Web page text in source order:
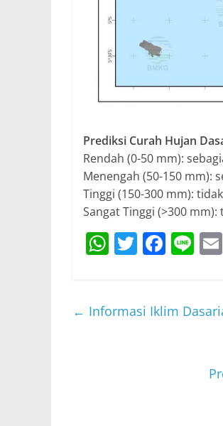
Prediksi Curah Hujan
Rendah (0-50 mm):
Menengah (50-150 mm):
Tinggi (150-300 mm):
Sangat Tinggi (>300 mm):
W
s
T
er
F
e
Li
← Informasi Iklim